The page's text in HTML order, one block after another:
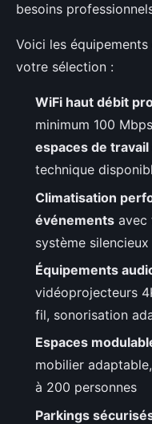
besoins
Voici les
votre sélection :
WiFi haut débit
minimum 100
espaces de
technique
Climatisation
événements avec
système
Équipements
vidéoprojecteurs
fil, sonorisation
Espaces
mobilier
à 200 personnes
Parkings